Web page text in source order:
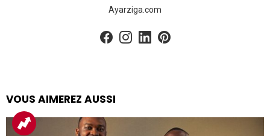
Ayarziga.com
facebookinstagram
linkedin
VOUS AIMEREZ AUSSI